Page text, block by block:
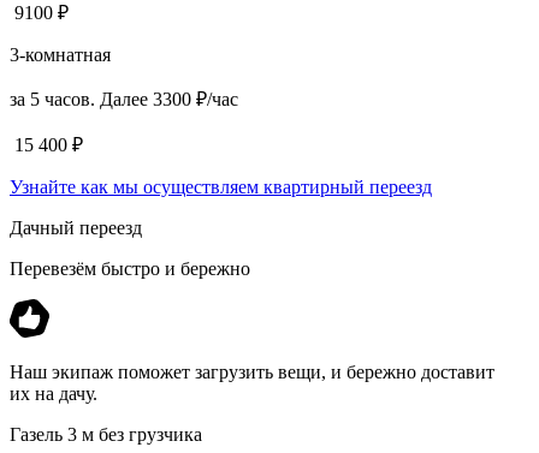
9100 ₽
3-комнатная
за 5 часов. Далее 3300 ₽/час
15 400 ₽
Узнайте как мы осуществляем квартирный переезд
Дачный переезд
Перевезём быстро и бережно
Наш экипаж поможет загрузить вещи, и бережно доставит
их на дачу.
Газель 3 м без грузчика